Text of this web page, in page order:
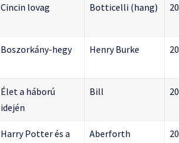
Cincin lovag Botticelli (hang)
Boszorkány-hegy Henry Burke
Élet a háború
idején
Bill
Harry Potter és a
Aberforth